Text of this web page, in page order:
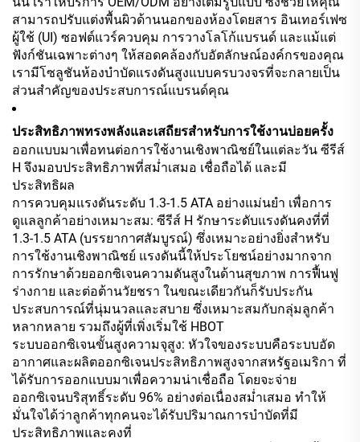
สามารถปรับแต่งพื้นผิวด้านนอกของห้องโดยสาร อินเทอร์เฟซ
ผู้ใช้ (UI) ซอฟต์แวร์ควบคุม การวางโลโก้แบรนด์ และแม้แต่
ฟังก์ชันเฉพาะต่างๆ ให้สอดคล้องกับอัตลักษณ์องค์กรของคุณ
เรามีโซลูชันห้องบำบัดแรงดันสูงแบบครบวงจรที่จะกลายเป็น
ส่วนสำคัญของประสบการณ์แบรนด์คุณ
ประสิทธิภาพทรงพลังและเสถียรสำหรับการใช้งานบ่อยครั้ง
ออกแบบมาเพื่อทนต่อการใช้งานเชิงพาณิชย์ในแต่ละวัน ซีรีส์
H จึงมอบประสิทธิภาพที่สม่ำเสมอ เชื่อถือได้ และมี
ประสิทธิผล
การควบคุมแรงดันระดับ 1.3-1.5 ATA อย่างแม่นยำ เพื่อการ
ดูแลลูกค้าอย่างเหมาะสม: ซีรีส์ H รักษาระดับแรงดันคงที่ที่
1.3-1.5 ATA (บรรยากาศสัมบูรณ์) ซึ่งเหมาะอย่างยิ่งสำหรับ
การใช้งานเชิงพาณิชย์ แรงดันนี้ให้ประโยชน์อย่างมากจาก
การรักษาด้วยออกซิเจนความดันสูงในด้านสุขภาพ การฟื้นฟู
ร่างกาย และต่อต้านวัยชรา ในขณะเดียวกันก็รับประกัน
ประสบการณ์ที่นุ่มนวลและสบาย ซึ่งเหมาะสมกับกลุ่มลูกค้า
หลากหลาย รวมถึงผู้ที่เพิ่งเริ่มใช้ HBOT
ระบบออกซิเจนขั้นสูงความจุสูง: หัวใจของระบบคือระบบอัด
อากาศและผลิตออกซิเจนประสิทธิภาพสูงจากสหรัฐอเมริกา ที่
ได้รับการออกแบบมาเพื่อความน่าเชื่อถือ โดยจะจ่าย
ออกซิเจนบริสุทธิ์ระดับ 96% อย่างต่อเนื่องสม่ำเสมอ ทำให้
มั่นใจได้ว่าลูกค้าทุกคนจะได้รับปริมาณการบำบัดที่มี
ประสิทธิภาพและคงที่